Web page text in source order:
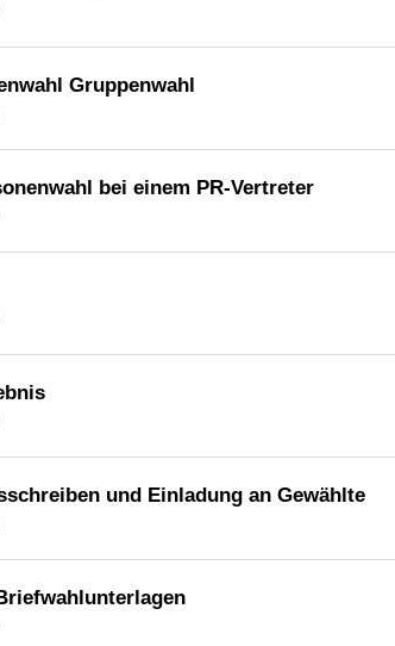
Gruppenwahl
bei einem PR-Vertreter
und Einladung an Gewählte